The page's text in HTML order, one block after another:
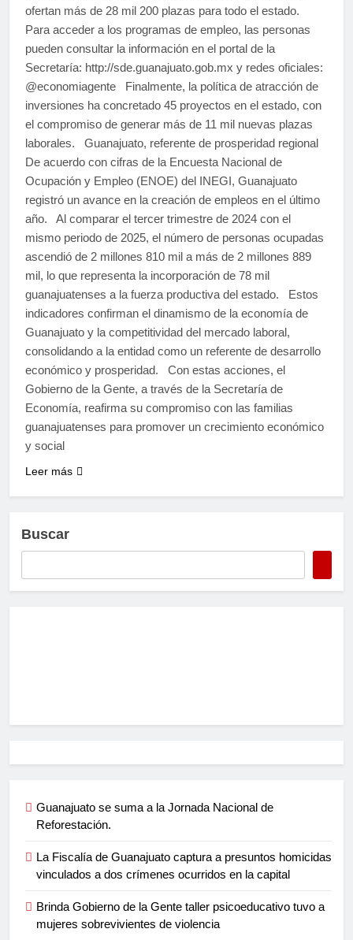
ofertan más de 28 mil 200 plazas para todo el estado.
Para acceder a los programas de empleo, las personas
pueden consultar la información en el portal de la
Secretaría: http://sde.guanajuato.gob.mx y redes oficiales:
@economiagente Finalmente, la política de atracción de
inversiones ha concretado 45 proyectos en el estado, con
el compromiso de generar más de 11 mil nuevas plazas
laborales. Guanajuato, referente de prosperidad regional
De acuerdo con cifras de la Encuesta Nacional de
Ocupación y Empleo (ENOE) del INEGI, Guanajuato
registró un avance en la creación de empleos en el último
año. Al comparar el tercer trimestre de 2024 con el
mismo periodo de 2025, el número de personas ocupadas
ascendió de 2 millones 810 mil a más de 2 millones 889
mil, lo que representa la incorporación de 78 mil
guanajuatenses a la fuerza productiva del estado. Estos
indicadores confirman el dinamismo de la economía de
Guanajuato y la competitividad del mercado laboral,
consolidando a la entidad como un referente de desarrollo
económico y prosperidad. Con estas acciones, el
Gobierno de la Gente, a través de la Secretaría de
Economía, reafirma su compromiso con las familias
guanajuatenses para promover un crecimiento económico
y social
Leer más
Buscar
Guanajuato se suma a la Jornada Nacional de
Reforestación.
La Fiscalía de Guanajuato captura a presuntos homicidas
vinculados a dos crímenes ocurridos en la capital
Brinda Gobierno de la Gente taller psicoeducativo tuvo a
mujeres sobrevivientes de violencia